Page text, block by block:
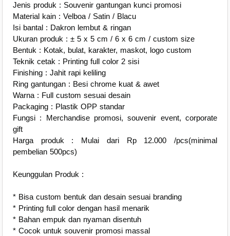
Jenis produk : Souvenir gantungan kunci promosi
Material kain : Velboa / Satin / Blacu
Isi bantal : Dakron lembut & ringan
Ukuran produk : ± 5 x 5 cm / 6 x 6 cm / custom size
Bentuk : Kotak, bulat, karakter, maskot, logo custom
Teknik cetak : Printing full color 2 sisi
Finishing : Jahit rapi keliling
Ring gantungan : Besi chrome kuat & awet
Warna : Full custom sesuai desain
Packaging : Plastik OPP standar
Fungsi : Merchandise promosi, souvenir event, corporate
gift
Harga produk : Mulai dari Rp 12.000 /pcs(minimal
pembelian 500pcs)
Keunggulan Produk :
* Bisa custom bentuk dan desain sesuai branding
* Printing full color dengan hasil menarik
* Bahan empuk dan nyaman disentuh
* Cocok untuk souvenir promosi massal